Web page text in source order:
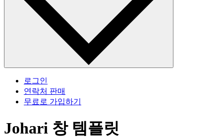
로그인
연락처 판매
무료로 가입하기
Johari 창 템플릿